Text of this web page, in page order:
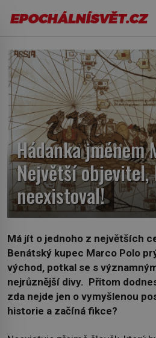
Hádanka jménem
Největší
neexistoval!
Má jít o jednoho z největších
Benátský kupec Marco Polo
východ, potkal se s
nejrůznější divy. Přitom
zda nejde jen o vymyšlenou
historie a začíná fikce?